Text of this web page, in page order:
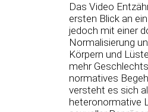
Das Video
ersten Blick an
jedoch mit einer
Normalisierung
Körpern und
mehr
normatives
versteht es sich
heteronormative